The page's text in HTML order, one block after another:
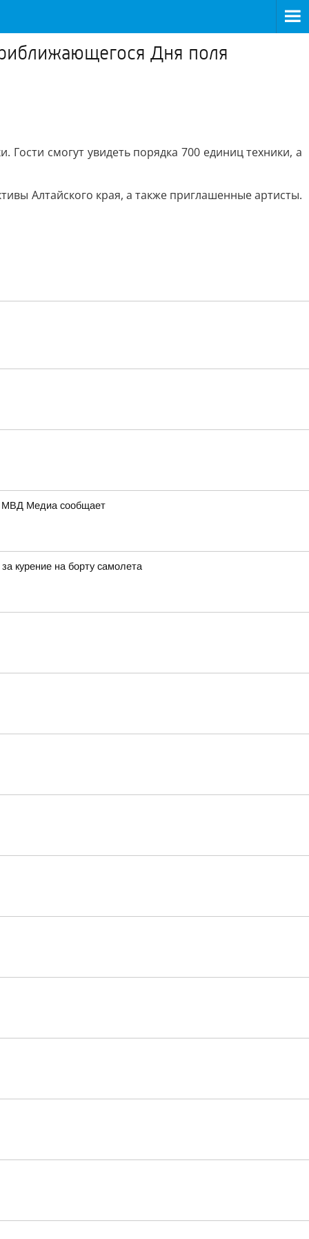
Дня поля
смогут увидеть порядка 700 единиц техники, а
Алтайского края, а также приглашенные артисты.
МВД Медиа сообщает
курение на борту самолета